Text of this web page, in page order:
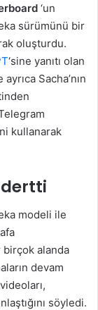
‘un
sürümünü bir
oluşturdu.
‘sine yanıtı olan
ayrıca Sacha’nın
kullanarak
modeli ile
alanda
devam
söyledi.